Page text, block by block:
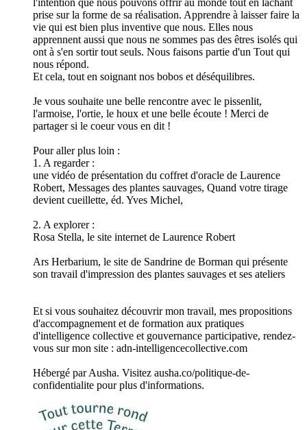
l'intention que nous pouvons offrir au monde tout en lâchant
prise sur la forme de sa réalisation. Apprendre à laisser faire la
vie qui est bien plus inventive que nous. Elles nous
apprennent aussi que nous ne sommes pas des êtres isolés qui
ont à s'en sortir tout seuls. Nous faisons partie d'un Tout qui
nous répond.
Et cela, tout en soignant nos bobos et déséquilibres.
Je vous souhaite une belle rencontre avec le pissenlit,
l'armoise, l'ortie, le houx et une belle écoute ! Merci de
partager si le coeur vous en dit !
Pour aller plus loin :
1. A regarder :
une vidéo de présentation du coffret d'oracle de Laurence
Robert, Messages des plantes sauvages, Quand votre tirage
devient cueillette, éd. Yves Michel,
2. A explorer :
Rosa Stella, le site internet de Laurence Robert
Ars Herbarium, le site de Sandrine de Borman qui présente
son travail d'impression des plantes sauvages et ses ateliers
Et si vous souhaitez découvrir mon travail, mes propositions
d'accompagnement et de formation aux pratiques
d'intelligence collective et gouvernance participative, rendez-
vous sur mon site : adn-intelligencecollective.com
Hébergé par Ausha. Visitez ausha.co/politique-de-
confidentialite pour plus d'informations.